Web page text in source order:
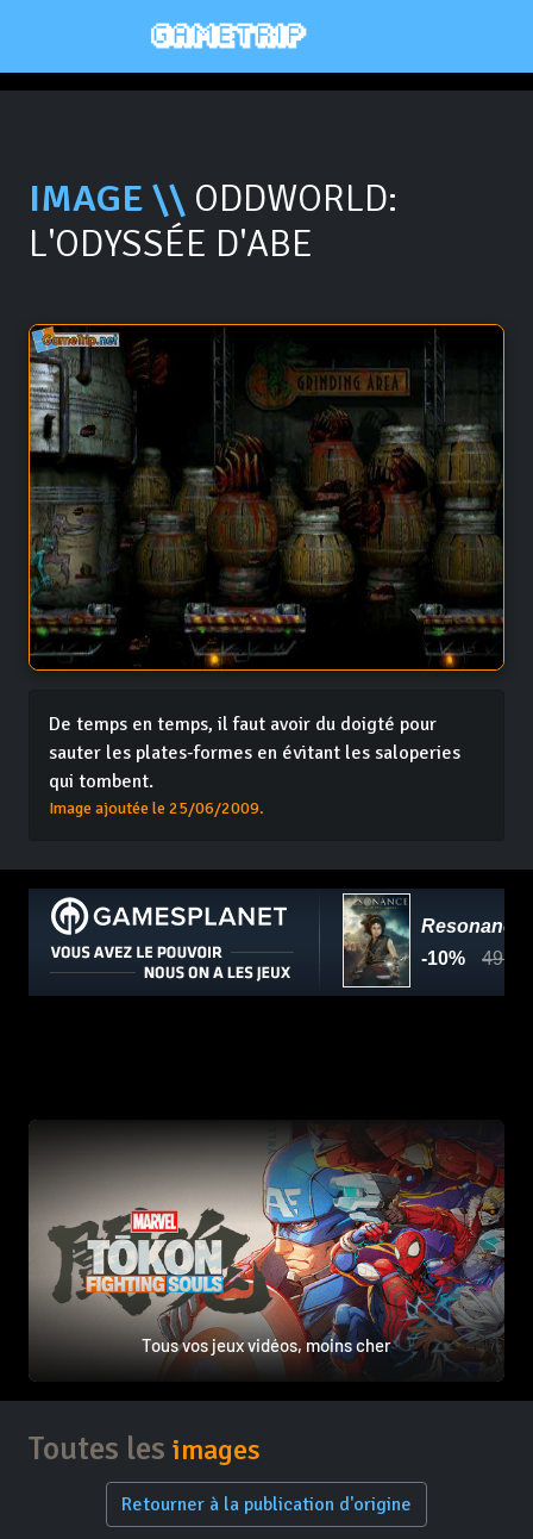
IMAGE \\ ODDWORLD:
L'ODYSSÉE D'ABE
De temps en temps, il faut avoir du doigté pour
sauter les plates-formes en évitant les saloperies
qui tombent.
Image ajoutée le 25/06/2009.
Tous vos jeux vidéos, moins cher
Toutes les images
Retourner à la publication d'origine